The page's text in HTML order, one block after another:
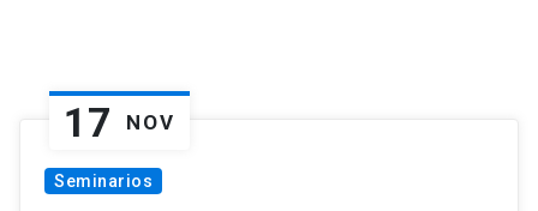
17 NOV
Seminarios